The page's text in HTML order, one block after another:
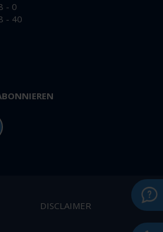
- 0
- 40
DISCLAIMER